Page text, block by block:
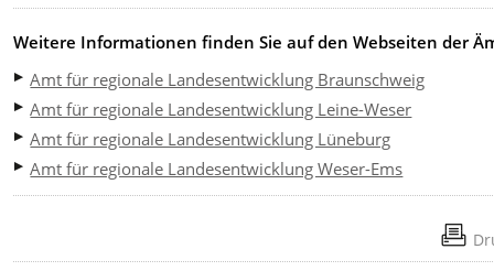
Weitere Informationen finden Sie auf den Webseiten der
Amt für regionale Landesentwicklung Braunschweig
Amt für regionale Landesentwicklung Leine-Weser
Amt für regionale Landesentwicklung Lüneburg
Amt für regionale Landesentwicklung Weser-Ems